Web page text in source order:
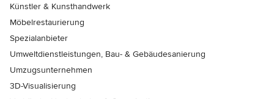
Künstler & Kunsthandwerk
Möbelrestaurierung
Spezialanbieter
Umweltdienstleistungen, Bau- & Gebäudesanierung
Umzugsunternehmen
3D-Visualisierung